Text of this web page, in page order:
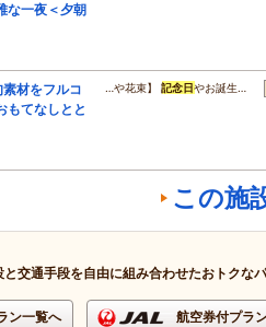
な一夜＜夕朝
素材をフルコ
てなしとと
…や花束】記念日やお誕生…
この施
と交通手段を自由に組み合わせたおトクな
ン一覧へ 航空券付プラ